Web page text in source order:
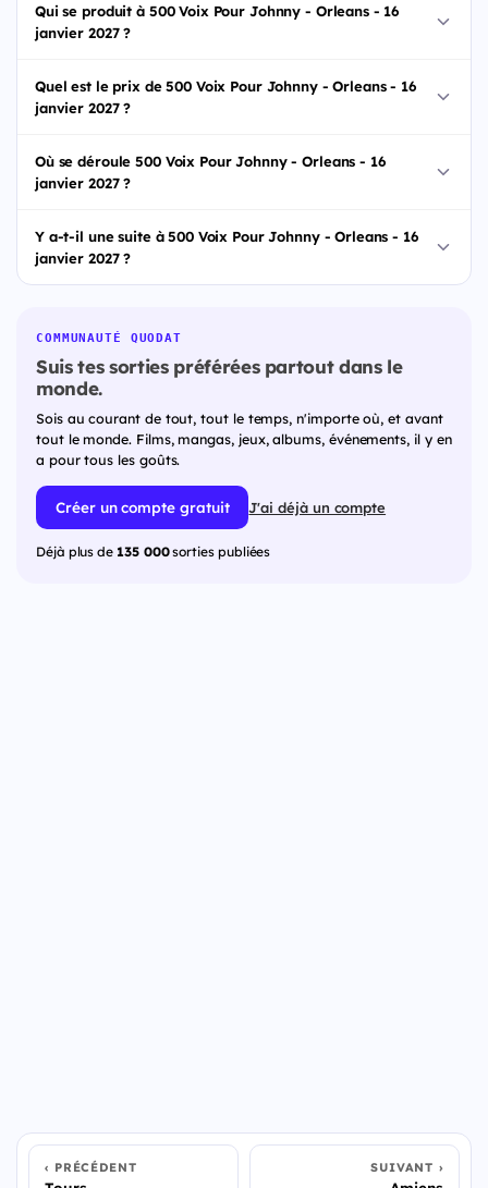
Qui se produit à 500 Voix Pour Johnny - Orleans - 16
janvier 2027 ?
Quel est le prix de 500 Voix Pour Johnny - Orleans - 16
janvier 2027 ?
Où se déroule 500 Voix Pour Johnny - Orleans - 16
janvier 2027 ?
Y a-t-il une suite à 500 Voix Pour Johnny - Orleans - 16
janvier 2027 ?
COMMUNAUTÉ QUODAT
Suis tes sorties préférées partout dans le
monde.
Sois au courant de tout, tout le temps, n'importe où, et avant
tout le monde. Films, mangas, jeux, albums, événements, il y en
a pour tous les goûts.
Créer un compte gratuit J'ai déjà un compte
Déjà plus de 135 000sorties publiées
PRÉCÉDENT SUIVANT